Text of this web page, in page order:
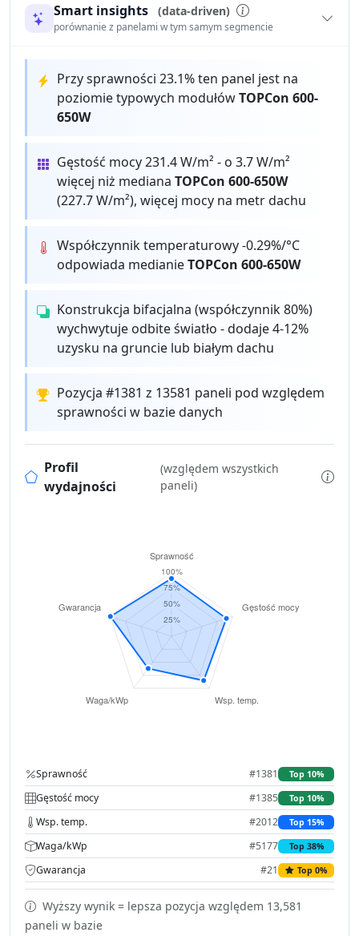
Smart insights (data-driven)
porównanie z panelami w tym samym segmencie
Przy sprawności 23.1% ten panel jest na
poziomie typowych modułówTOPCon 600-
650W
Gęstość mocy 231.4 W/m² - o 3.7 W/m²
więcej niż medianaTOPCon 600-650W
(227.7 W/m²), więcej mocy na metr dachu
Współczynnik temperaturowy -0.29%/°C
odpowiada medianieTOPCon 600-650W
Konstrukcja bifacjalna (współczynnik 80%)
wychwytuje odbite światło - dodaje 4-12%
uzysku na gruncie lub białym dachu
Pozycja #1381 z 13581 paneli pod względem
sprawności w bazie danych
Profil
wydajności
(względem wszystkich
paneli)
Sprawność #1381 Top 10%
Gęstość mocy #1385 Top 10%
Wsp. temp. #2012 Top 15%
Waga/kWp #5177 Top 38%
Gwarancja #21 Top 0%
Wyższy wynik = lepsza pozycja względem 13,581
paneli w bazie